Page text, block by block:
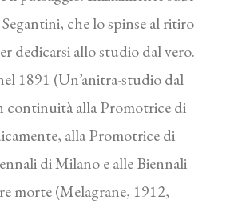
che lo spinse al ritiro
dedicarsi allo studio dal vero.
1891 (Un’anitra-studio dal
continuità alla Promotrice di
alla Promotrice di
di Milano e alle Biennali
morte (Melagrane, 1912,